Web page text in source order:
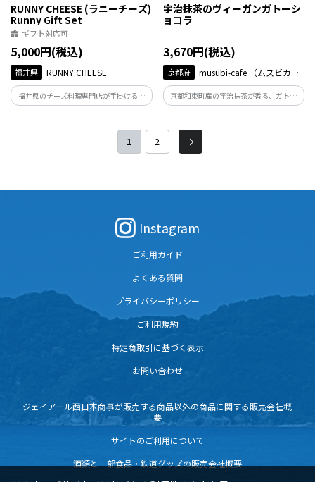
RUNNY CHEESE (ラニーチーズ)
Runny Gift Set
ギフト対応可
5,000円(税込)
福井県 RUNNY CHEESE
福井県のチーズ料理専門店が手掛ける厳
選スイーツを詰合せにしました。 特別な
級感のある専用ギフトボックスにお入れ
宇治抹茶のヴィーガンガトーシ
ョコラ
3,670円(税込)
京都府
musubi-cafe （ムスビカフ
ェ）
京都和束町産の宇治抹茶が香る、ガトー
ショコラ。カカオバター使用で、スポン
をお楽しみいただけます。
1 2
Instagram
ご利用ガイド
よくある質問
プライバシーポリシー
ご利用規約
特定商取引に基づく表示
お問い合わせ
ジェイアール西日本商事が販売する商品以外の商品に関する販売会社概
要
サイトのご利用について
酒類と一部食品・鉄道グッズの販売会社概要